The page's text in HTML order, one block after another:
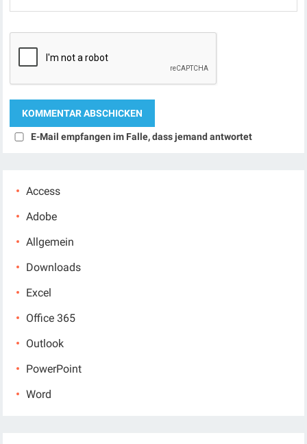
E-Mail empfangen im Falle, dass jemand antwortet
Access
Adobe
Allgemein
Downloads
Excel
Office 365
Outlook
PowerPoint
Word